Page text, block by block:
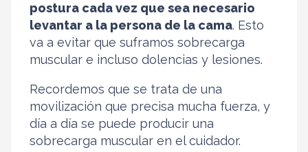
postura cada vez que sea necesario
levantar a la persona de la cama. Esto
va a evitar que suframos sobrecarga
muscular e incluso dolencias y lesiones.
Recordemos que se trata de una
movilización que precisa mucha fuerza, y
día a día se puede producir una
sobrecarga muscular en el cuidador.